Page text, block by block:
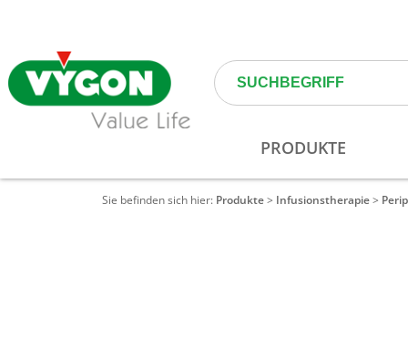
Sie befinden sich hier: Produkte> Infusionstherapie>